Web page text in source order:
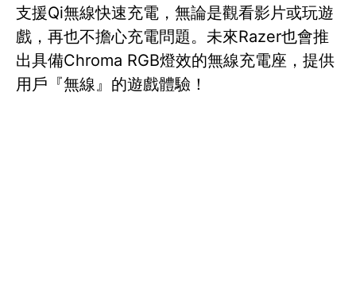
支援Qi無線快速充電，無論是觀看影片或玩遊
戲，再也不擔心充電問題。未來Razer也會推
出具備Chroma RGB燈效的無線充電座，提供
用戶『無線』的遊戲體驗！